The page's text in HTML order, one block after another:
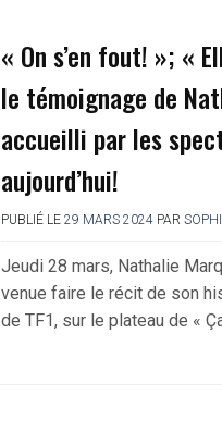
« On s’en fout! »; «
le témoignage de
accueilli par les
aujourd’hui!
PUBLIÉ LE29 MARS 2024 PAR
Jeudi 28 mars, Nathalie
venue faire le récit de son
de TF1, sur le plateau de «